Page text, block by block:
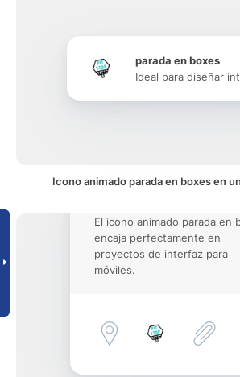
parada en boxes
Ideal para diseñar
Icono animado parada en boxes en
El icono animado parada en
encaja perfectamente en
proyectos de interfaz para
móviles.